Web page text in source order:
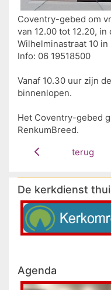
Coventry-gebed om
van 12.00 tot 12.20,
Wilhelminastraat 10 in
Info: 06 19518500
Vanaf 10.30 uur zijn
binnenlopen.
Het Coventry-gebed
RenkumBreed.
terug
De kerkdienst
Agenda